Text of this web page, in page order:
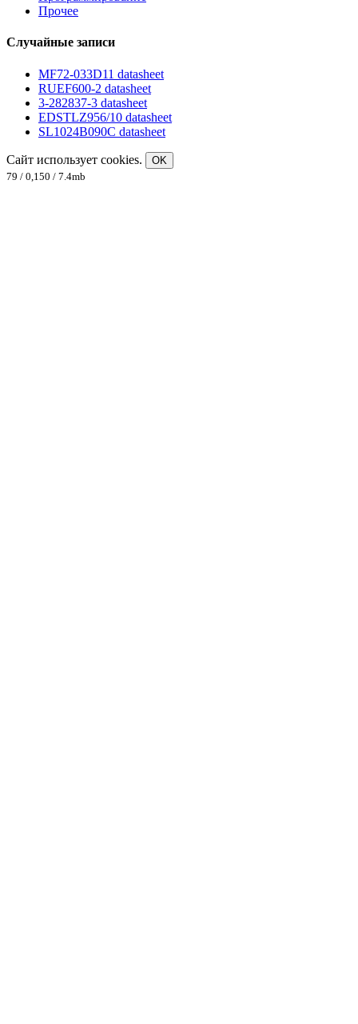
Прочее
Случайные записи
MF72-033D11 datasheet
RUEF600-2 datasheet
3-282837-3 datasheet
EDSTLZ956/10 datasheet
SL1024B090C datasheet
Сайт использует cookies.
OK
79 / 0,150 / 7.4mb